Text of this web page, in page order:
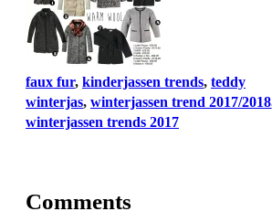
faux fur, kinderjassen trends, teddy
winterjas, winterjassen trend 2017/2018
winterjassen trends 2017
Comments